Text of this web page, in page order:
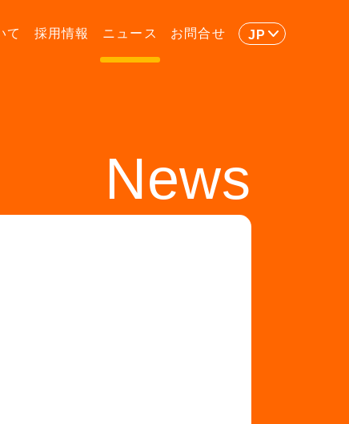
て 採用情報 ニュース お問合せ JP
News